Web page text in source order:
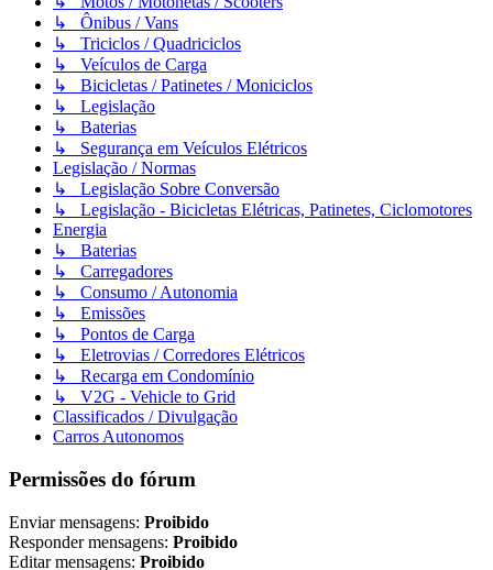
↳ Ônibus / Vans
↳ Triciclos / Quadriciclos
↳ Veículos de Carga
↳ Bicicletas / Patinetes / Moniciclos
↳ Legislação
↳ Baterias
↳ Segurança em Veículos Elétricos
Legislação / Normas
↳ Legislação Sobre Conversão
↳ Legislação - Bicicletas Elétricas, Patinetes, Ciclomotores
Energia
↳ Baterias
↳ Carregadores
↳ Consumo / Autonomia
↳ Emissões
↳ Pontos de Carga
↳ Eletrovias / Corredores Elétricos
↳ Recarga em Condomínio
↳ V2G - Vehicle to Grid
Classificados / Divulgação
Carros Autonomos
Permissões do fórum
Enviar mensagens: Proibido
Responder mensagens: Proibido
Editar mensagens: Proibido